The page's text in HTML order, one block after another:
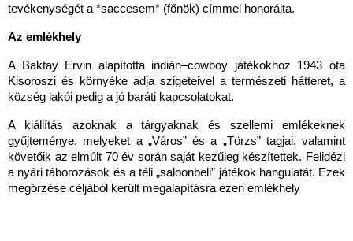
tevékenységét a *saccesem* (főnök) címmel honorálta.
Az emlékhely
A Baktay Ervin alapította indián–cowboy játékokhoz 1943 óta
Kisoroszi és környéke adja szigeteivel a természeti hátteret, a
község lakói pedig a jó baráti kapcsolatokat.
A kiállítás azoknak a tárgyaknak és szellemi emlékeknek
gyűjteménye, melyeket a „Város” és a „Törzs” tagjai, valamint
követőik az elmúlt 70 év során saját kezűleg készítettek. Felidézi
a nyári táborozások és a téli „saloonbeli” játékok hangulatát. Ezek
megőrzése céljából került megalapításra ezen emlékhely